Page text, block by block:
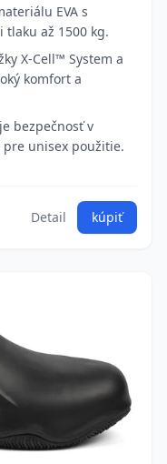
EVA s
tlaku až 1500 kg.
X-Cell™ System a
komfort a
bezpečnosť v
unisex použitie.
Detail kúpiť